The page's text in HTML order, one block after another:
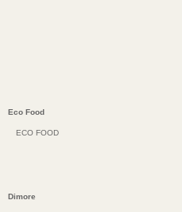
Eco Food
ECO FOOD
Dimore